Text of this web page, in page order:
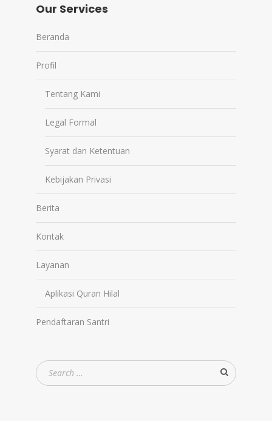
Our Services
Beranda
Profil
Tentang Kami
Legal Formal
Syarat dan Ketentuan
Kebijakan Privasi
Berita
Kontak
Layanan
Aplikasi Quran Hilal
Pendaftaran Santri